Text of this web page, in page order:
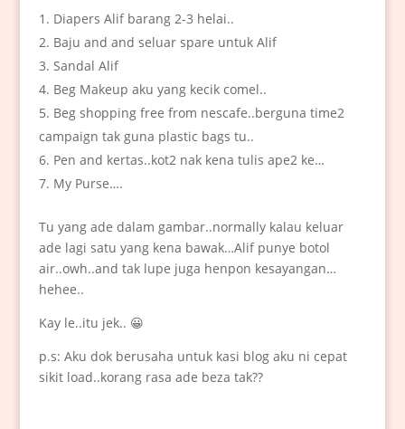
Diapers Alif barang 2-3 helai..
Baju and and seluar spare untuk Alif
Sandal Alif
Beg Makeup aku yang kecik comel..
Beg shopping free from nescafe..berguna time2
campaign tak guna plastic bags tu..
Pen and kertas..kot2 nak kena tulis ape2 ke…
My Purse….
Tu yang ade dalam gambar..normally kalau keluar
ade lagi satu yang kena bawak…Alif punye botol
air..owh..and tak lupe juga henpon kesayangan…
hehee..
Kay le..itu jek.. 😀
p.s: Aku dok berusaha untuk kasi blog aku ni cepat
sikit load..korang rasa ade beza tak??